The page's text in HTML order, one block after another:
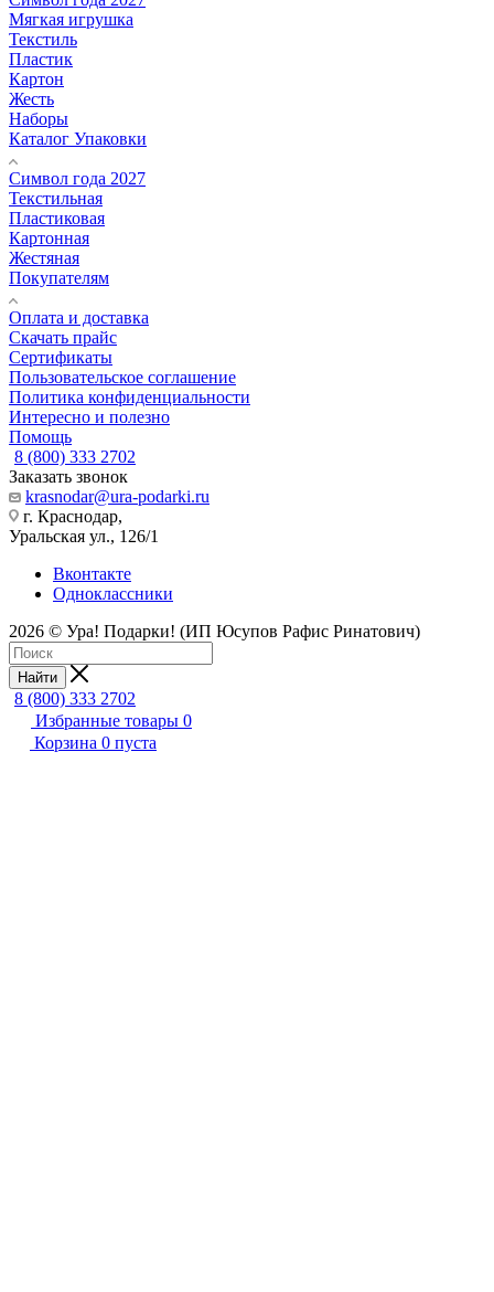
Мягкая игрушка
Текстиль
Пластик
Картон
Жесть
Наборы
Каталог Упаковки
Символ года 2027
Текстильная
Пластиковая
Картонная
Жестяная
Покупателям
Оплата и доставка
Скачать прайс
Сертификаты
Пользовательское соглашение
Политика конфиденциальности
Интересно и полезно
Помощь
8 (800) 333 2702
Заказать звонок
krasnodar@ura-podarki.ru
г. Краснодар,
Уральская ул., 126/1
Вконтакте
Одноклассники
2026 © Ура! Подарки! (ИП Юсупов Рафис Ринатович)
Найти
8 (800) 333 2702
Избранные товары 0
Корзина 0 пуста